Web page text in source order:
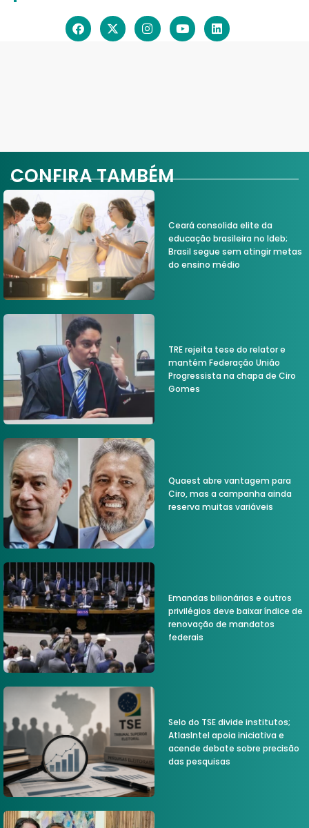
CONFIRA TAMBÉM
Ceará consolida elite da
educação brasileira no Ideb;
Brasil segue sem atingir metas
do ensino médio
TRE rejeita tese do relator e
mantém Federação União
Progressista na chapa de Ciro
Gomes
Quaest abre vantagem para
Ciro, mas a campanha ainda
reserva muitas variáveis
Emandas bilionárias e outros
privilégios deve baixar índice de
renovação de mandatos
federais
Selo do TSE divide institutos;
AtlasIntel apoia iniciativa e
acende debate sobre precisão
das pesquisas